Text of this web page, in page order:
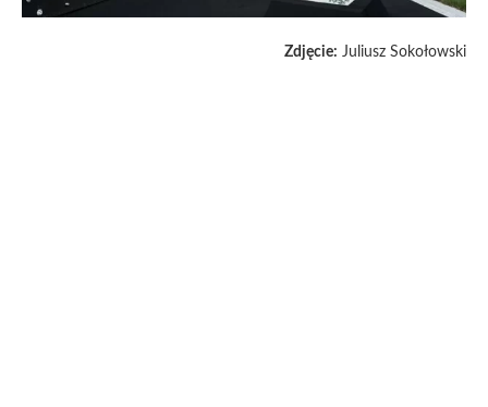
Zdjęcie: Juliusz Sokołowski